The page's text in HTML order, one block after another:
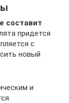
составит
придется
с
новый
и